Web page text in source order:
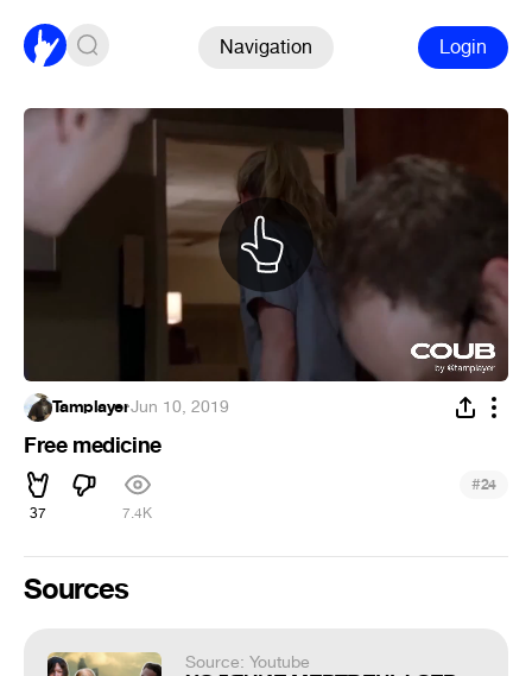
Navigation Login
Tamplayer·Jun 10, 2019
Free medicine
37 7.4K
#24
Sources
Source: Youtube